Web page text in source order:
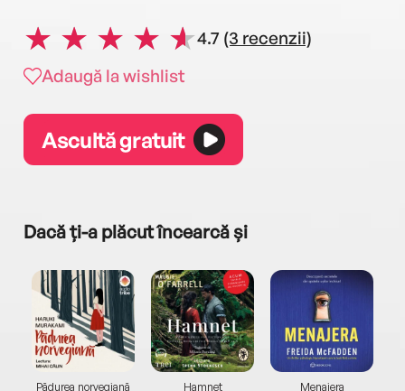
4.7 (3 recenzii)
Adaugă la wishlist
Ascultă gratuit
Dacă ți-a plăcut încearcă și
Pădurea norvegiană Hamnet Menajera